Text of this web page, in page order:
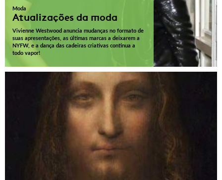
Moda
Atualizações da moda
Vivienne Westwood anuncia mudanças no formato de
suas apresentações, as últimas marcas a deixarem a
NYFW, e a dança das cadeiras criativas continua a
todo vapor!